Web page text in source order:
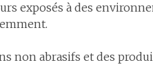
exposés à des
non abrasifs et des